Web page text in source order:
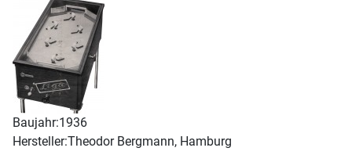
Baujahr:1936
Hersteller:Theodor Bergmann, Hamburg